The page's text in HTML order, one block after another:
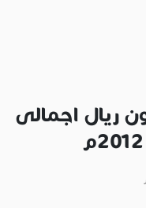
و 617 مليون ريال اجمالى